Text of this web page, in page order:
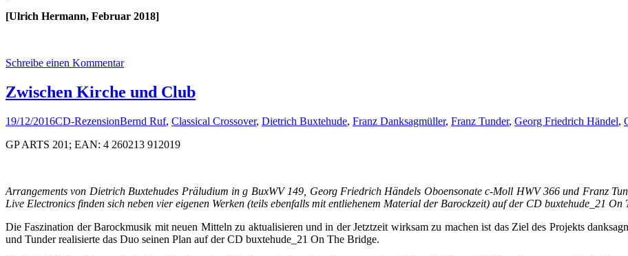
[Ulrich Hermann, Februar 2018]
Schreibe einen Kommentar
Zwischen Kirche und Club
19/12/2016CD-RezensionBernd Ruf, Classical Crossover, Dietrich Buxtehude, Franz Danksagmüller, Franz Tunder, Georg Friedrich Händel,
GP ARTS 201; EAN: 4 260213 912019
Arrangements von Dietrich Buxtehudes Präludium in g BuxWV 149, Georg Friedrich Händels Oboensonate c-Moll HWV 366 und Franz
Live Electronics finden sich neben vier eigenen Werken (teils ebenfalls mit entliehenem Material der Barockzeit) auf der CD buxtehude_21
Die Faszination der Barockmusik mit neuen Mitteln zu aktualisieren und in der Jetztzeit wirksam zu machen ist das Ziel des Projekts
und Tunder realisierte das Duo seinen Plan auf der CD buxtehude_21 On The Bridge.